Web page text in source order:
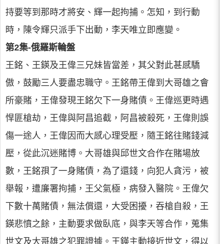
持要等到那時才將安、輝一起拘捕。怎知，到行動
時，陳令輝只派手下出動，李天唯立即應變。
第2集-俄羅斯輪盤
王銘、王鍈及王偉三兄妹皆當差，其父對此甚感驕
傲，鼓勵三人要盡忠職守。王銘帶王偉到大哥雄之會
所豪賭，王偉發現王銘欠下一身賭債。王偉巡更時遇
悍匪槍劫，王偉與阿昌追截，阿昌被殺死，王偉則誤
傷一途人，王偉因而大感心理受壓，隨王銘往賭錢減
壓，從此沉迷賭博。大哥雄與邱世文合作在賭場放
數，王銘孭了一身賭債，為了還錢，向犯人貪污，被
舉報，遭廉署拘捕，王父氣極，病發入醫院。王偉欠
下數十萬賭債，無法償還，大受困擾，吞槍自殺，王
鍈悲憤之餘，主動要求做臥底，與李天等合作，蒐集
世文及大哥雄之犯罪證據。王鍈主動接近世文，得以